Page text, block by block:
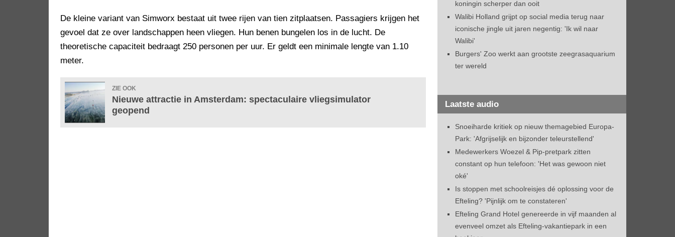
De kleine variant van Simworx bestaat uit twee rijen van tien zitplaatsen. Passagiers krijgen het
gevoel dat ze over landschappen heen vliegen. Hun benen bungelen los in de lucht. De
theoretische capaciteit bedraagt 250 personen per uur. Er geldt een minimale lengte van 1.10
meter.
ZIE OOK
Nieuwe attractie in Amsterdam: spectaculaire vliegsimulator
geopend
koningin scherper dan ooit
Walibi Holland grijpt op social media terug naar
iconische jingle uit jaren negentig: 'Ik wil naar
Walibi'
Burgers' Zoo werkt aan grootste zeegrasaquarium
ter wereld
Laatste audio
Snoeiharde kritiek op nieuw themagebied Europa-
Park: 'Afgrijselijk en bijzonder teleurstellend'
Medewerkers Woezel & Pip-pretpark zitten
constant op hun telefoon: 'Het was gewoon niet
oké'
Is stoppen met schoolreisjes dé oplossing voor de
Efteling? 'Pijnlijk om te constateren'
Efteling Grand Hotel genereerde in vijf maanden al
evenveel omzet als Efteling-vakantiepark in een